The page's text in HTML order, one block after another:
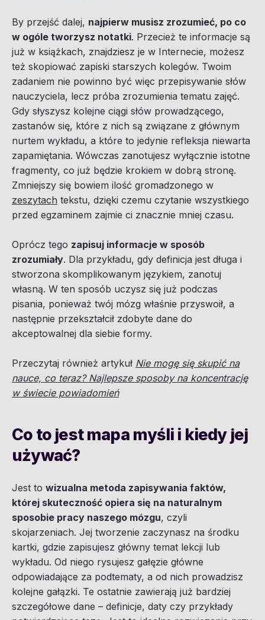
By przejść dalej, najpierw musisz zrozumieć, po co
w ogóle tworzysz notatki. Przecież te informacje są
już w książkach, znajdziesz je w Internecie, możesz
też skopiować zapiski starszych kolegów. Twoim
zadaniem nie powinno być więc przepisywanie słów
nauczyciela, lecz próba zrozumienia tematu zajęć.
Gdy słyszysz kolejne ciągi słów prowadzącego,
zastanów się, które z nich są związane z głównym
nurtem wykładu, a które to jedynie refleksja niewarta
zapamiętania. Wówczas zanotujesz wyłącznie istotne
fragmenty, co już będzie krokiem w dobrą stronę.
Zmniejszy się bowiem ilość gromadzonego w
zeszytach tekstu, dzięki czemu czytanie wszystkiego
przed egzaminem zajmie ci znacznie mniej czasu.
Oprócz tego zapisuj informacje w sposób
zrozumiały. Dla przykładu, gdy definicja jest długa i
stworzona skomplikowanym językiem, zanotuj
własną. W ten sposób uczysz się już podczas
pisania, ponieważ twój mózg właśnie przyswoił, a
następnie przekształcił zdobyte dane do
akceptowalnej dla siebie formy.
Przeczytaj również artykuł Nie mogę się skupić na
nauce, co teraz? Najlepsze sposoby na koncentrację
w świecie powiadomień
Co to jest mapa myśli i kiedy jej
używać?
Jest to wizualna metoda zapisywania faktów,
której skuteczność opiera się na naturalnym
sposobie pracy naszego mózgu, czyli
skojarzeniach. Jej tworzenie zaczynasz na środku
kartki, gdzie zapisujesz główny temat lekcji lub
wykładu. Od niego rysujesz gałęzie główne
odpowiadające za podtematy, a od nich prowadzisz
kolejne gałązki. Te ostatnie zawierają już bardziej
szczegółowe dane – definicje, daty czy przykłady